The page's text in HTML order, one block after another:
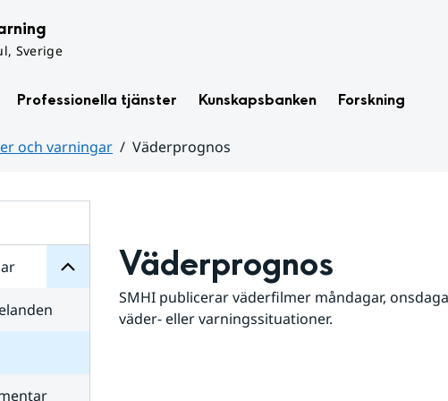
Sverige
Professionella tjänster Kunskapsbanken Forskning
och varningar
Väderprognos
för
varningar
Väderprognos
SMHI publicerar väderfilmer måndagar,
väder- eller varningssituationer.